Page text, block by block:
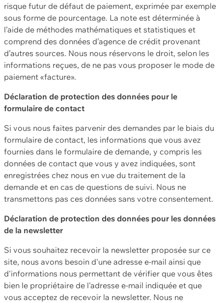
risque futur de défaut de paiement, exprimée par exemple
sous forme de pourcentage. La note est déterminée à
l’aide de méthodes mathématiques et statistiques et
comprend des données d’agence de crédit provenant
d’autres sources. Nous nous réservons le droit, selon les
informations reçues, de ne pas vous proposer le mode de
paiement «facture».
Déclaration de protection des données pour le
formulaire de contact
Si vous nous faites parvenir des demandes par le biais du
formulaire de contact, les informations que vous avez
fournies dans le formulaire de demande, y compris les
données de contact que vous y avez indiquées, sont
enregistrées chez nous en vue du traitement de la
demande et en cas de questions de suivi. Nous ne
transmettons pas ces données sans votre consentement.
Déclaration de protection des données pour les données
de la newsletter
Si vous souhaitez recevoir la newsletter proposée sur ce
site, nous avons besoin d'une adresse e-mail ainsi que
d'informations nous permettant de vérifier que vous êtes
bien le propriétaire de l'adresse e-mail indiquée et que
vous acceptez de recevoir la newsletter. Nous ne